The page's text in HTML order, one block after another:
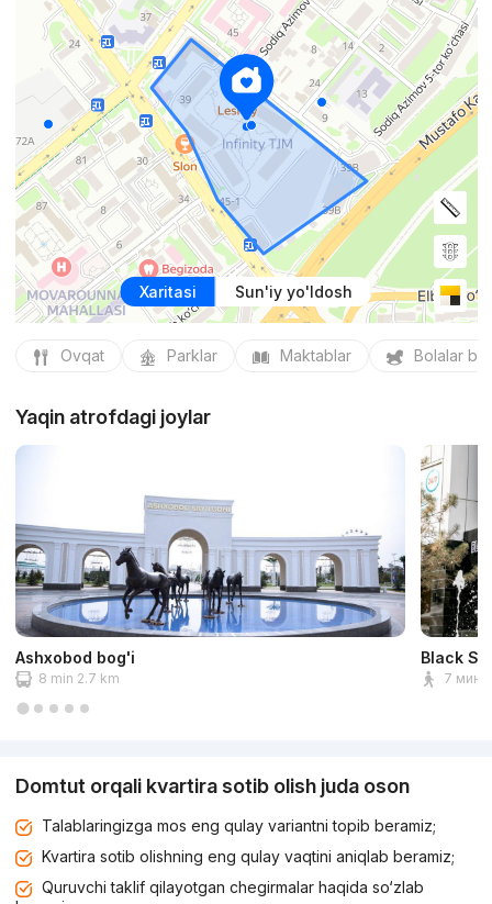
Xaritasi Sun'iy yo'ldosh
Ovqat Parklar Maktablar Bolalar
Yaqin atrofdagi joylar
Ashxobod bog'i
8 min 2.7 km
Black
7 мин
Domtut orqali kvartira sotib olish juda oson
Talablaringizga mos eng qulay variantni topib beramiz;
Kvartira sotib olishning eng qulay vaqtini aniqlab beramiz;
Quruvchi taklif qilayotgan chegirmalar haqida so‘zlab